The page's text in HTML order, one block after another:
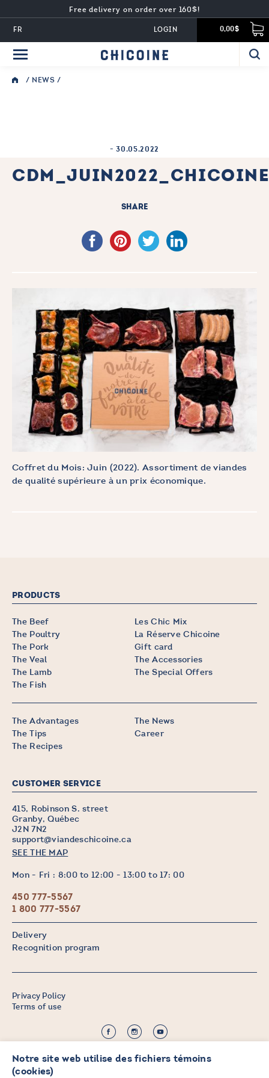
FR
Free delivery on order over 160$!
0,00$
LOGIN
/ NEWS /
-30.05.2022
SHARE
Coffret du Mois: Juin (2022). Assortiment de viandes
de qualité supérieure à un prix économique.
PRODUCTS
The Beef
The Poultry
The Pork
The Veal
The Lamb
The Fish
Les Chic Mix
La Réserve Chicoine
Gift card
The Accessories
The Special Offers
The Advantages
The Tips
The Recipes
The News
Career
CUSTOMER SERVICE
415, Robinson S. street
Granby, Québec
J2N 7N2
support@viandeschicoine.ca
SEE THE MAP
Mon - Fri : 8:00 to 12:00 - 13:00 to 17: 00
450 777-5567
1 800 777-5567
Delivery
Recognition program
Credit:Zen Branding, Design & Com.
Privacy Policy
Terms of use
Notre site web utilise des fichiers témoins
(cookies)